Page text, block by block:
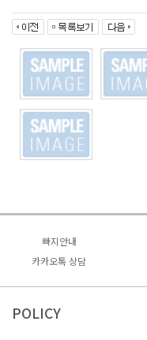
빠지안내
가평빠지
카카오톡 상담
POLICY